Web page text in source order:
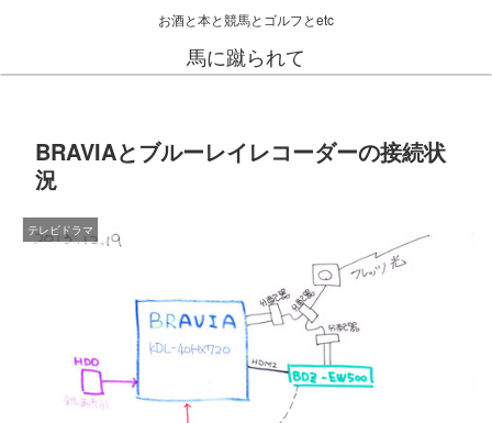
お酒と本と競馬とゴルフとetc
馬に蹴られて
BRAVIAとブルーレイレコーダーの接続状
況
テレビドラマ